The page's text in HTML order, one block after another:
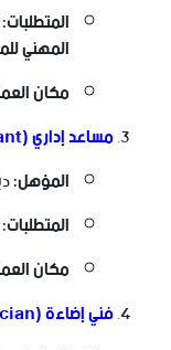
المتطلبات:
المهني
مكان
مساعد إداري (Administrative Assistant):
المؤهل:
المتطلبات:
مكان
فني إضاءة (Lighting Technician):